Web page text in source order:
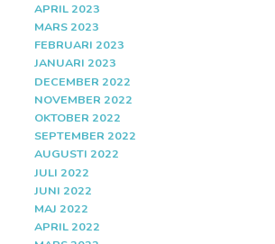
APRIL 2023
MARS 2023
FEBRUARI 2023
JANUARI 2023
DECEMBER 2022
NOVEMBER 2022
OKTOBER 2022
SEPTEMBER 2022
AUGUSTI 2022
JULI 2022
JUNI 2022
MAJ 2022
APRIL 2022